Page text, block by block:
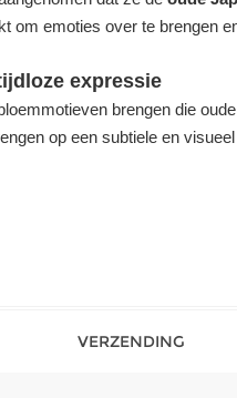
om emoties over te brengen
expressie
brengen die
op een subtiele en
VERZENDING